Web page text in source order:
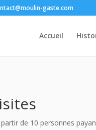
gaste.com
Accueil
de 10 personnes